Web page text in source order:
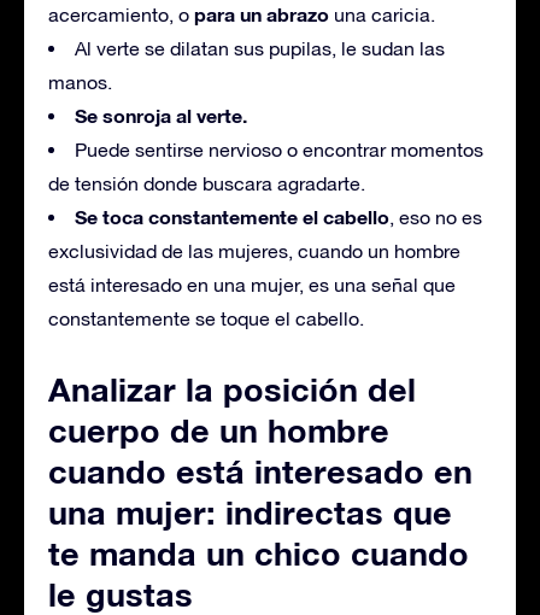
acercamiento, o para un abrazo una caricia.
Al verte se dilatan sus pupilas, le sudan las
manos.
Se sonroja al verte.
Puede sentirse nervioso o encontrar momentos
de tensión donde buscara agradarte.
Se toca constantemente el cabello, eso no es
exclusividad de las mujeres, cuando un hombre
está interesado en una mujer, es una señal que
constantemente se toque el cabello.
Analizar la posición del
cuerpo de un hombre
cuando está interesado en
una mujer: indirectas que
te manda un chico cuando
le gustas